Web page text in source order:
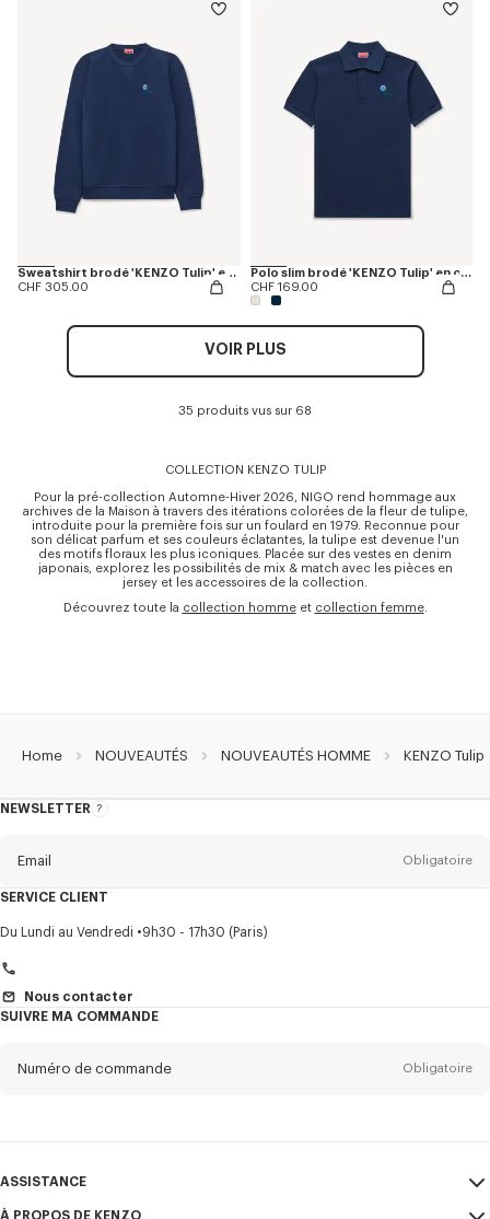
Sweatshirt brodé 'KENZO Tulip' en coton
CHF 305.00
Polo slim brodé 'KENZO Tulip' en coton
CHF 169.00
VOIR PLUS
35 produits vus sur 68
COLLECTION KENZO TULIP
Pour la pré-collection Automne-Hiver 2026, NIGO rend hommage aux
archives de la Maison à travers des itérations colorées de la fleur de tulipe,
introduite pour la première fois sur un foulard en 1979. Reconnue pour
son délicat parfum et ses couleurs éclatantes, la tulipe est devenue l'un
des motifs floraux les plus iconiques. Placée sur des vestes en denim
japonais, explorez les possibilités de mix & match avec les pièces en
jersey et les accessoires de la collection.
Découvrez toute la collection hommeet collection femme.
Home NOUVEAUTÉS NOUVEAUTÉS HOMME KENZO Tulip
NEWSLETTER
A
Email Obligatoire
Titre Obligatoire
SERVICE CLIENT
Du Lundi au Vendredi 9h30 - 17h30 (Paris)
Nous contacter
SUIVRE MA COMMANDE
Numéro de commande Obligatoire
ASSISTANCE
À PROPOS DE KENZO